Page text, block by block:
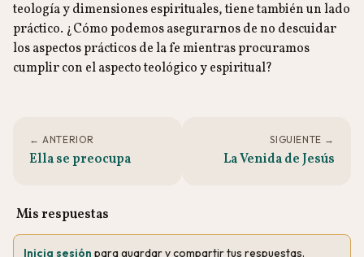
teología y dimensiones espirituales, tiene también un lado
práctico. ¿Cómo podemos asegurarnos de no descuidar
los aspectos prácticos de la fe mientras procuramos
cumplir con el aspecto teológico y espiritual?
← ANTERIOR
Ella se preocupa
SIGUIENTE →
La Venida de Jesús
Mis respuestas
Inicia sesión para guardar y compartir tus respuestas.